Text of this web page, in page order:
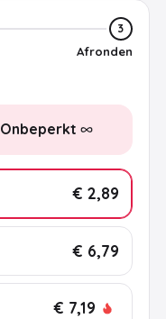
3
Afronden
Onbeperkt
€ 2,89
€ 6,79
€ 7,19